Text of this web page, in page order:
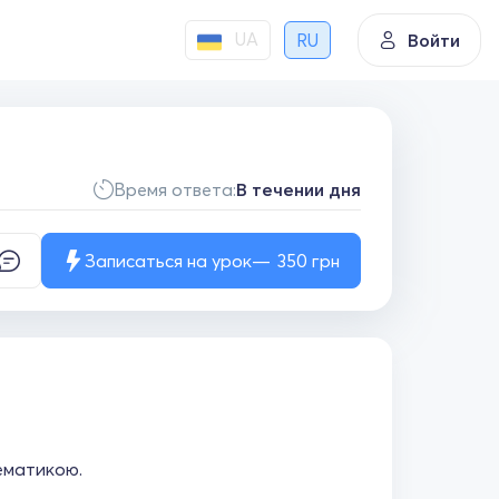
UA RU Войти
Время ответа:В течении дня
Записаться на урок 350 грн